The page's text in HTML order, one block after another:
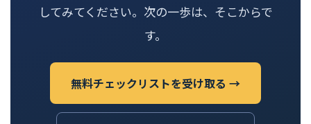
してみてください。次の一歩は、そこからで
す。
無料チェックリストを受け取る →